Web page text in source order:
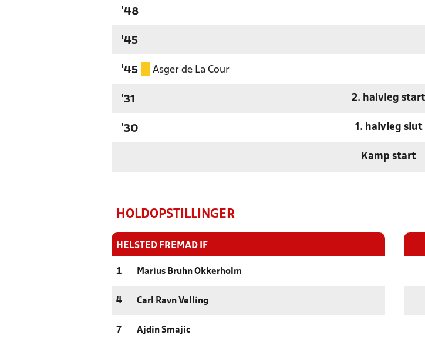
'48
'45
'45 Asger de La Cour
'31 2. halvleg start
'30 1. halvleg slut
Kamp start
HOLDOPSTILLINGER
HELSTED FREMAD IF
1 Marius Bruhn Okkerholm
4 Carl Ravn Velling
7 Ajdin Smajic